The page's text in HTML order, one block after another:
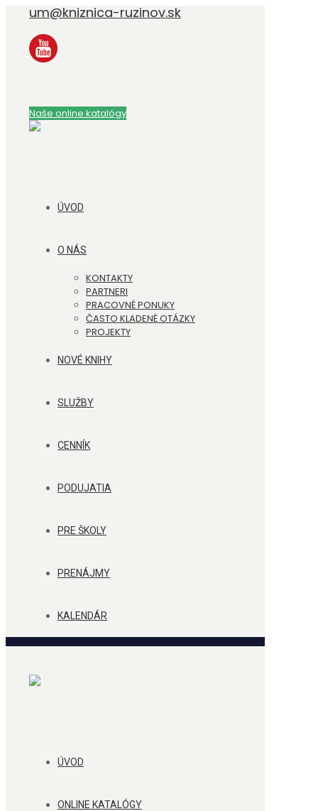
um@kniznica-ruzinov.sk
Naše online katalógy
ÚVOD
O NÁS
KONTAKTY
PARTNERI
PRACOVNÉ PONUKY
ČASTO KLADENÉ OTÁZKY
PROJEKTY
NOVÉ KNIHY
SLUŽBY
CENNÍK
PODUJATIA
PRE ŠKOLY
PRENÁJMY
KALENDÁR
ÚVOD
ONLINE KATALÓGY